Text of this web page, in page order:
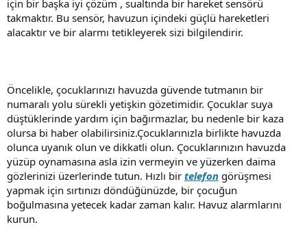
için bir başka iyi çözüm , sualtında bir hareket sensörü
takmaktır. Bu sensör, havuzun içindeki güçlü hareketleri
alacaktır ve bir alarmı tetikleyerek sizi bilgilendirir.
Öncelikle, çocuklarınızı havuzda güvende tutmanın bir
numaralı yolu sürekli yetişkin gözetimidir. Çocuklar suya
düştüklerinde yardım için bağırmazlar, bu nedenle bir kaza
olursa bi haber olabilirsiniz.Çocuklarınızla birlikte havuzda
olunca uyanık olun ve dikkatli olun. Çocuklarınızın havuzda
yüzüp oynamasına asla izin vermeyin ve yüzerken daima
gözlerinizi üzerlerinde tutun. Hızlı bir telefon görüşmesi
yapmak için sırtınızı döndüğünüzde, bir çocuğun
boğulmasına yetecek kadar zaman kalır. Havuz alarmlarını
kurun.